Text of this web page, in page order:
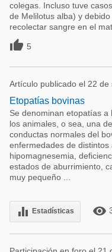
colegas. Incluso tuve
de Melilotus alba) y
recolectar sangre en el
 5
Artículo publicado el 22
Etopatías bovinas
Se denominan etopatías
los animales, o sea, una
conductas normales del
enfermedades de distintos
hipomagnesemia,
estados de aburrimiento,
muy pequeño ...
equalizer Estadísticas remove_red_eye